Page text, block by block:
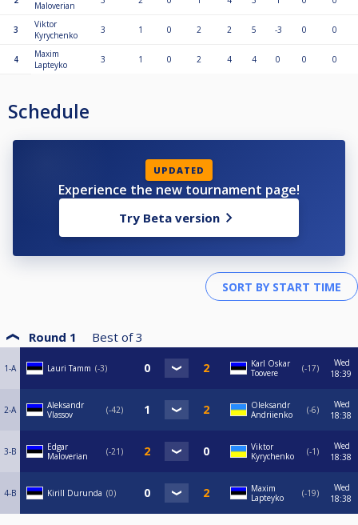
Maloverian
3
Viktor
Kyrychenko
3 1 0 2 2 5 -3 0 0
4
Maxim
Lapteyko
3 1 0 2 4 4 0 0 0
Schedule
UPDATED
Experience the new tournament page!
Try Beta version
Round 1 Best of 3
1-A Lauri Tamm -3
Karl Oskar
Toovere
-17
Wed
18:39
2-A
Aleksandr
Vlassov
-42
Oleksandr
Andriienko
-6
Wed
18:38
3-B
Edgar
Maloverian
-21
Viktor
Kyrychenko
-1
Wed
18:38
4-B Kirill Durunda 0
Maxim
Lapteyko
-19
Wed
18:38